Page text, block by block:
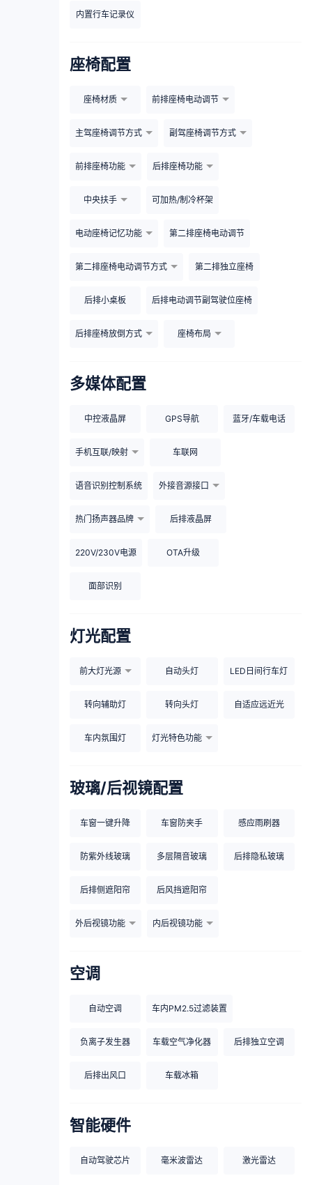
内置行车记录仪
座椅配置
座椅材质 前排座椅电动调节
主驾座椅调节方式 副驾座椅调节方式
前排座椅功能 后排座椅功能
中央扶手 可加热/制冷杯架
电动座椅记忆功能 第二排座椅电动调节
第二排座椅电动调节方式 第二排独立座椅
后排小桌板 后排电动调节副驾驶位座椅
后排座椅放倒方式 座椅布局
多媒体配置
中控液晶屏 GPS导航 蓝牙/车载电话
手机互联/映射 车联网
语音识别控制系统 外接音源接口
热门扬声器品牌 后排液晶屏
220V/230V电源 OTA升级
面部识别
灯光配置
前大灯光源 自动头灯 LED日间行车灯
转向辅助灯 转向头灯 自适应远近光
车内氛围灯 灯光特色功能
玻璃/后视镜配置
车窗一键升降 车窗防夹手 感应雨刷器
防紫外线玻璃 多层隔音玻璃 后排隐私玻璃
后排侧遮阳帘 后风挡遮阳帘
外后视镜功能 内后视镜功能
空调
自动空调 车内PM2.5过滤装置
负离子发生器 车载空气净化器 后排独立空调
后排出风口 车载冰箱
智能硬件
自动驾驶芯片 毫米波雷达 激光雷达